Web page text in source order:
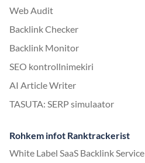
Web Audit
Backlink Checker
Backlink Monitor
SEO kontrollnimekiri
AI Article Writer
TASUTA: SERP simulaator
Rohkem infot Ranktrackerist
White Label SaaS Backlink Service